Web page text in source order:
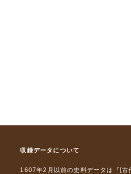
収録データについて
1607年2月以前の史料データは『 [古